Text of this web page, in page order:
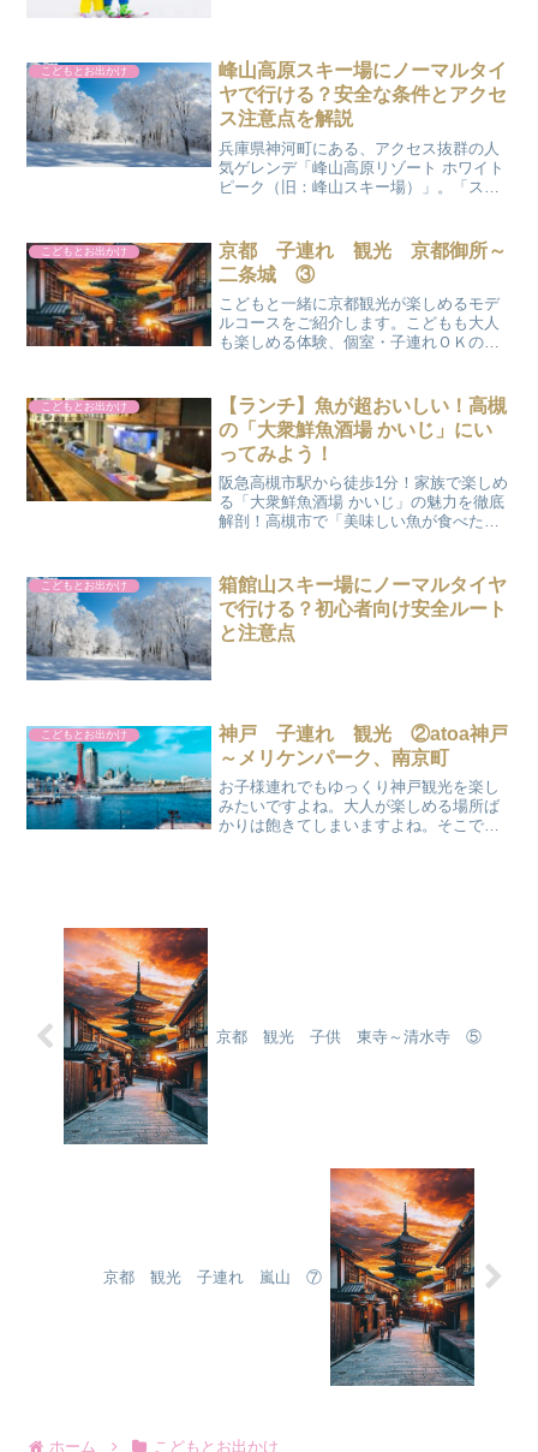
こどもとお出かけ
峰山高原スキー場にノーマルタイ
ヤで行ける？安全な条件とアクセ
ス注意点を解説
兵庫県神河町にある、アクセス抜群の人
気ゲレンデ「峰山高原リゾート ホワイト
ピーク（旧：峰山スキー場）」。「スタ
る？」と不安になっていませんか？結論
から言うと、「しばらく雪...
こどもとお出かけ
京都 子連れ 観光 京都御所～
二条城 ③
こどもと一緒に京都観光が楽しめるモデ
ルコースをご紹介します。こどもも大人
も楽しめる体験、個室・子連れＯＫのお
こどもとお出かけ
【ランチ】魚が超おいしい！高槻
の「大衆鮮魚酒場 かいじ」にい
ってみよう！
阪急高槻市駅から徒歩1分！家族で楽しめ
る「大衆鮮魚酒場 かいじ」の魅力を徹底
解剖！高槻市で「美味しい魚が食べた
「大衆鮮魚酒場 かいじ」です。駅から抜
群のアクセスを誇り、...
こどもとお出かけ
箱館山スキー場にノーマルタイヤ
で行ける？初心者向け安全ルート
と注意点
こどもとお出かけ
神戸 子連れ 観光 ②atoa神戸
～メリケンパーク、南京町
お子様連れでもゆっくり神戸観光を楽し
みたいですよね。大人が楽しめる場所ば
かりは飽きてしまいますよね。そこで、
京都 観光 子供 東寺～清水寺 ⑤
京都 観光 子連れ 嵐山 ⑦
ホーム こどもとお出かけ